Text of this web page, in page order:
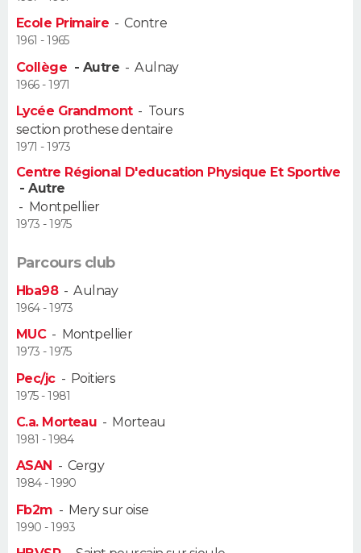
Alimentation
Guide de la santé
Maladies
Médicaments
Sommeil
VOYAGE
Destinations
City break
Voyage nature
Voyage de noces
Forum
Climat
+
PHOTO
GUIDES D'ACHAT
BONS PLANS
CARTE DE VOEUX
Carte de Noël
Carte Bonne année
Carte Saint-Valentin
Carte Pâques
Carte d'anniversaire
DICTIONNAIRE
Dictionnaire
Biographies
Citations
Expressions
Proverbes
PROGRAMME TV
S'inscrire
Se connecter
Lycées
Collèges
Primaires
Universités
Entreprises
Service militaire
Avis de recherche
AVIS DE DÉCÈS
FORUM
Ecole Primaire -Contre
1961 - 1965
Collège - Autre -Aulnay
1966 - 1971
Lycée Grandmont- Tours
section prothese dentaire
1971 - 1973
Centre Régional D'education Physique Et Sportive
- Autre
- Montpellier
1973 - 1975
Parcours club
Hba98-Aulnay
1964 - 1973
MUC- Montpellier
1973 - 1975
Pec/jc- Poitiers
1975 - 1981
C.a. Morteau - Morteau
1981 - 1984
ASAN - Cergy
1984 - 1990
Fb2m - Mery sur oise
1990 - 1993